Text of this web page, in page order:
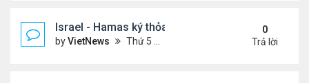
Israel - Hamas ký thỏa thuận ngừng bắn
byVietNews Thứ 5 Tháng 10 09, 2025 2:23 pm
0
Trả lời